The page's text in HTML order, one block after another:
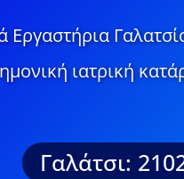
Εργαστήρια
ιατρική
Γαλάτσι: